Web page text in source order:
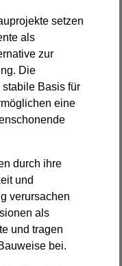
setzen
als
zur
Die
Basis für
eine
durch ihre
und
verursachen
als
und tragen
bei.